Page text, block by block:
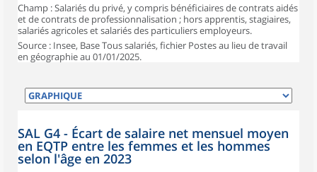
Champ : Salariés du privé, y compris bénéficiaires de contrats aidés
et de contrats de professionnalisation ; hors apprentis, stagiaires,
salariés agricoles et salariés des particuliers employeurs.
Source : Insee, Base Tous salariés, fichier Postes au lieu de travail
en géographie au 01/01/2025.
SAL G4 - Écart de salaire net mensuel moyen
en EQTP entre les femmes et les hommes
selon l'âge en 2023